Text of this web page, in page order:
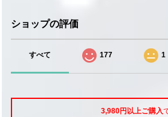
ショップの評価
すべて 177 1
3,980円以上ご購入